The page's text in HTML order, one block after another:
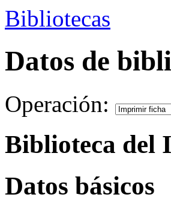
Bibliotecas
Datos de
Operación:
Biblioteca del
Datos básicos